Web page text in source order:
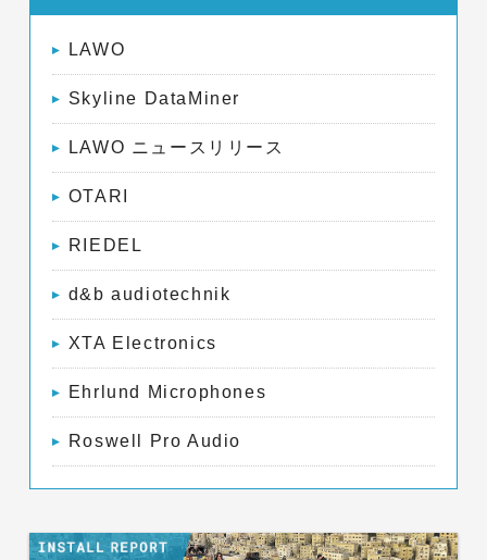
LAWO
Skyline DataMiner
LAWO ニュースリリース
OTARI
RIEDEL
d&b audiotechnik
XTA Electronics
Ehrlund Microphones
Roswell Pro Audio